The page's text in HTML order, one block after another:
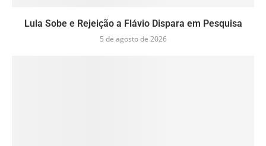
Lula Sobe e Rejeição a Flávio Dispara em Pesquisa
5 de agosto de 2026